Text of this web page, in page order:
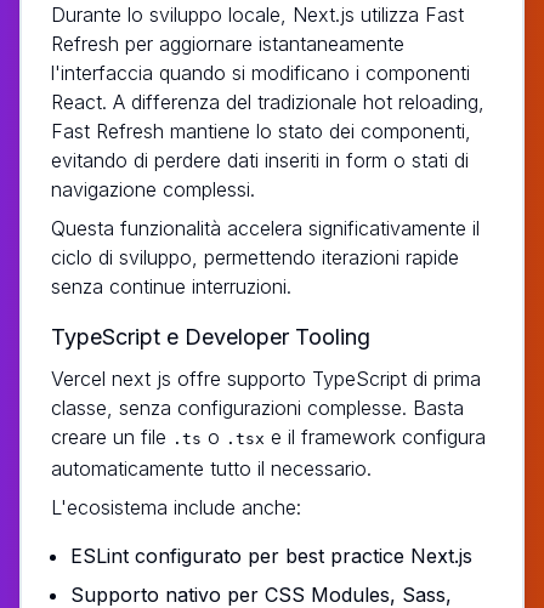
Durante lo sviluppo locale, Next.js utilizza Fast
Refresh per aggiornare istantaneamente
l'interfaccia quando si modificano i componenti
React. A differenza del tradizionale hot reloading,
Fast Refresh mantiene lo stato dei componenti,
evitando di perdere dati inseriti in form o stati di
navigazione complessi.
Questa funzionalità accelera significativamente il
ciclo di sviluppo, permettendo iterazioni rapide
senza continue interruzioni.
TypeScript e Developer Tooling
Vercel next js offre supporto TypeScript di prima
classe, senza configurazioni complesse. Basta
creare un file .ts o .tsx e il framework configura
automaticamente tutto il necessario.
L'ecosistema include anche:
ESLint configurato per best practice Next.js
Supporto nativo per CSS Modules, Sass,